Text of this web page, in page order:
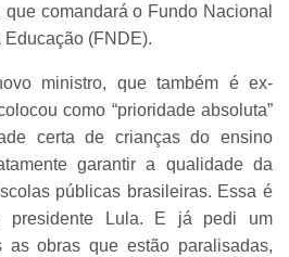
comandará o Fundo Nacional
(FNDE).
ministro, que também é ex-
como “prioridade absoluta”
certa de crianças do ensino
garantir a qualidade da
públicas brasileiras. Essa é
presidente Lula. E já pedi um
as obras que estão paralisadas,